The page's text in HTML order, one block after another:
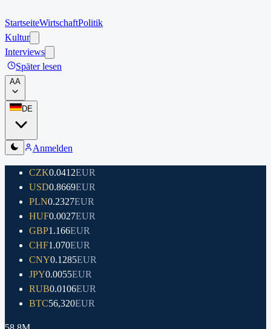
StartseiteWirtschaftPolitik
Kultur
Interviews
Später lesen
AA
DE
Anmelden
CZK0.0412EUR
USD0.8669EUR
PLN0.2327EUR
HUF0.0027EUR
GBP1.166EUR
CHF1.070EUR
CNY0.1285EUR
JPY0.0055EUR
RUB0.0106EUR
BTC56,320EUR